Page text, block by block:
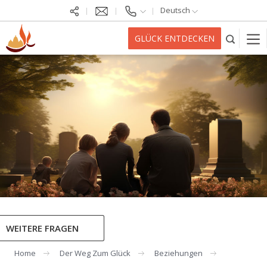
Deutsch
GLÜCK ENTDECKEN
WEITERE FRAGEN
Home Der Weg Zum Glück
Beziehungen